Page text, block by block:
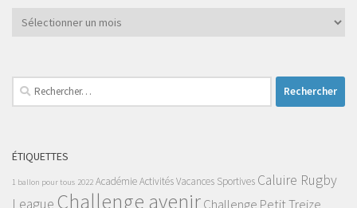
Archives
Rechercher :
ÉTIQUETTES
1 ballon pour tous 2022 AcadémieActivités Vacances Sportives Caluire Rugby
League Challenge avenirChallenge Petit Treize